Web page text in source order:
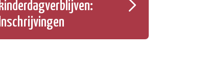
kinderdagverblijven:
Inschrijvingen